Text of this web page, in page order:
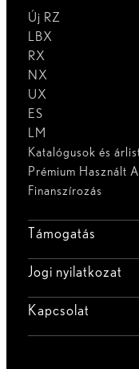
Új RZ
LBX
RX
NX
UX
ES
LM
Katalógusok és
Prémium Használt
Finanszírozás
Támogatás
Jogi nyilatkozat
Kapcsolat